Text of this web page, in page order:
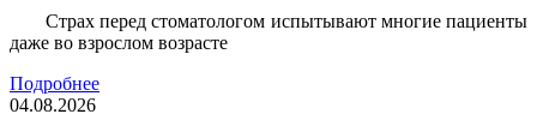
Страх перед стоматологом испытывают многие пациенты
даже во взрослом возрасте
Подробнее
04.08.2026